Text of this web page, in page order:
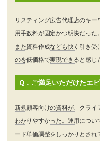
リスティング広告代理店のキ
用手数料が固定かつ明快だった。
また資料作成なども快く引き
のを低価格で実現できると感じ
Ｑ．ご満足いただけたエ
新規顧客向けの資料が、クラ
わかりやすかった。運用につ
ード単価調整をしっかりとさ